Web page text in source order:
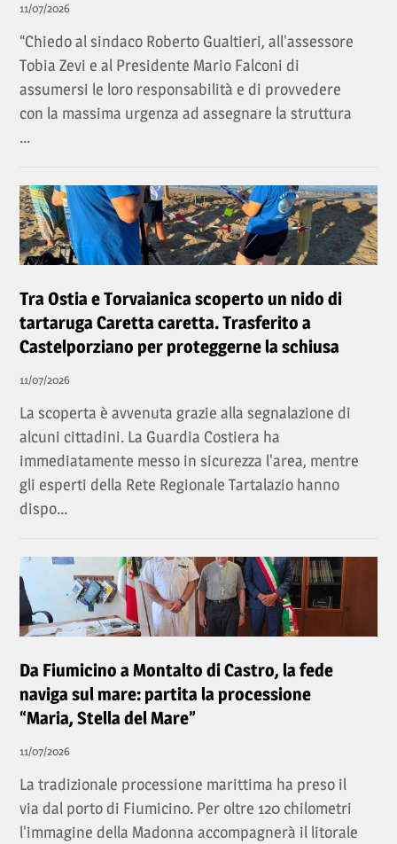
11/07/2026
“Chiedo al sindaco Roberto Gualtieri, all'assessore
Tobia Zevi e al Presidente Mario Falconi di
assumersi le loro responsabilità e di provvedere
con la massima urgenza ad assegnare la struttura
...
Tra Ostia e Torvaianica scoperto un nido di
tartaruga Caretta caretta. Trasferito a
Castelporziano per proteggerne la schiusa
11/07/2026
La scoperta è avvenuta grazie alla segnalazione di
alcuni cittadini. La Guardia Costiera ha
immediatamente messo in sicurezza l'area, mentre
gli esperti della Rete Regionale Tartalazio hanno
dispo...
Da Fiumicino a Montalto di Castro, la fede
naviga sul mare: partita la processione
“Maria, Stella del Mare”
11/07/2026
La tradizionale processione marittima ha preso il
via dal porto di Fiumicino. Per oltre 120 chilometri
l'immagine della Madonna accompagnerà il litorale